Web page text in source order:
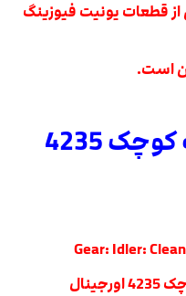
از قطعات یونیت فیوزینگ
است.
دنده وب ریکو دو پله کوچک 4235
Gear: Idler: